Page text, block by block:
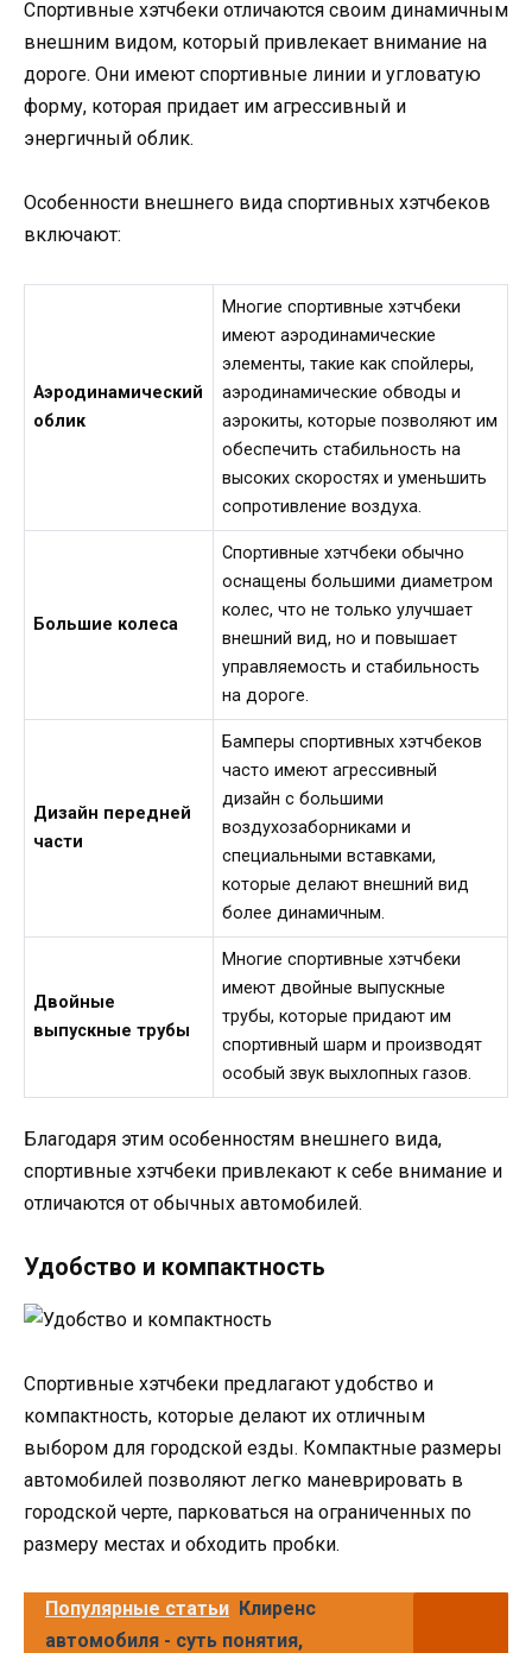
Спортивные хэтчбеки отличаются своим динамичным
внешним видом, который привлекает внимание на
дороге. Они имеют спортивные линии и угловатую
форму, которая придает им агрессивный и
энергичный облик.
Особенности внешнего вида спортивных хэтчбеков
включают:
Аэродинамический
облик
Многие спортивные хэтчбеки
имеют аэродинамические
элементы, такие как спойлеры,
аэродинамические обводы и
аэрокиты, которые позволяют им
обеспечить стабильность на
высоких скоростях и уменьшить
сопротивление воздуха.
Большие колеса
Спортивные хэтчбеки обычно
оснащены большими диаметром
колес, что не только улучшает
внешний вид, но и повышает
управляемость и стабильность
на дороге.
Дизайн передней
части
Бамперы спортивных хэтчбеков
часто имеют агрессивный
дизайн с большими
воздухозаборниками и
специальными вставками,
которые делают внешний вид
более динамичным.
Двойные
выпускные трубы
Многие спортивные хэтчбеки
имеют двойные выпускные
трубы, которые придают им
спортивный шарм и производят
особый звук выхлопных газов.
Благодаря этим особенностям внешнего вида,
спортивные хэтчбеки привлекают к себе внимание и
отличаются от обычных автомобилей.
Удобство и компактность
Спортивные хэтчбеки предлагают удобство и
компактность, которые делают их отличным
выбором для городской езды. Компактные размеры
автомобилей позволяют легко маневрировать в
городской черте, парковаться на ограниченных по
размеру местах и обходить пробки.
Популярные статьи Клиренс
автомобиля - суть понятия,